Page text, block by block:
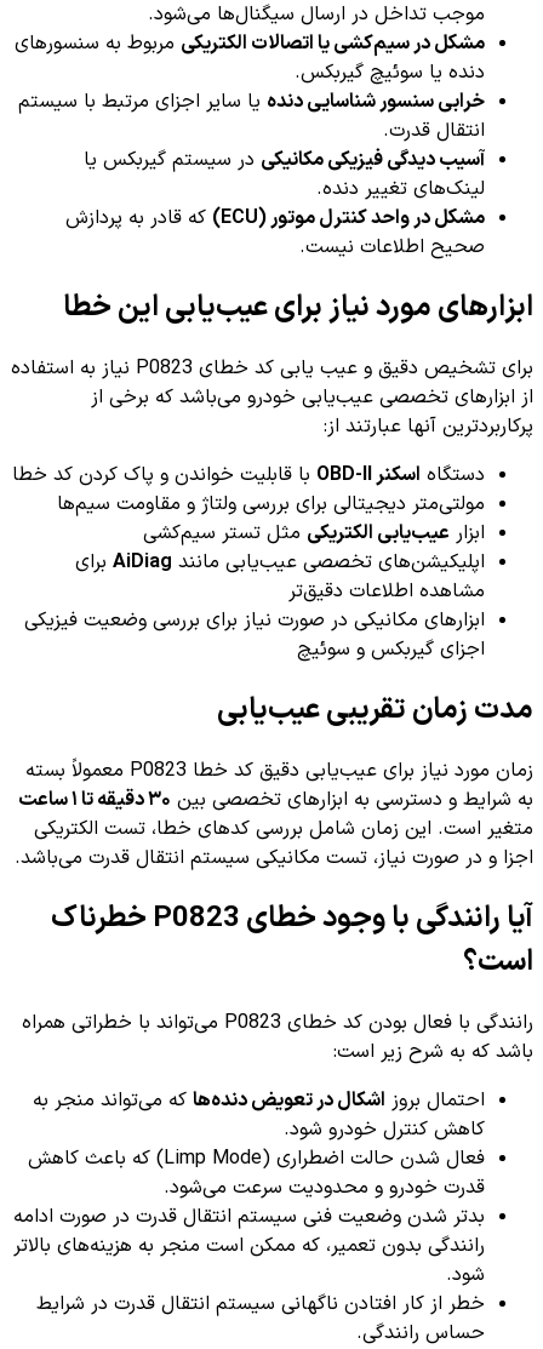
موجب تداخل در ارسال سیگنال‌ها می‌شود.
مشکل در سیم‌کشی یا اتصالات الکتریکی مربوط به سنسورهای
دنده یا سوئیچ گیربکس.
خرابی سنسور شناسایی دنده یا سایر اجزای مرتبط با سیستم
انتقال قدرت.
آسیب دیدگی فیزیکی مکانیکی در سیستم گیربکس یا
لینک‌های تغییر دنده.
مشکل در واحد کنترل موتور (ECU)
که قادر به پردازش
صحیح اطلاعات نیست.
ابزارهای مورد نیاز برای عیب‌یابی این خطا
برای تشخیص دقیق و عیب یابی کد خطای P0823 نیاز به استفاده
از ابزارهای تخصصی عیب‌یابی خودرو می‌باشد که برخی از
پرکاربردترین آنها عبارتند از:
دستگاه اسکنر OBD-II
با قابلیت خواندن و پاک کردن کد خطا
مولتی‌متر دیجیتالی برای بررسی ولتاژ و مقاومت سیم‌ها
ابزار عیب‌یابی الکتریکی مثل تستر سیم‌کشی
اپلیکیشن‌های تخصصی عیب‌یابی مانند AiDiag برای
مشاهده اطلاعات دقیق‌تر
ابزارهای مکانیکی در صورت نیاز برای بررسی وضعیت فیزیکی
اجزای گیربکس و سوئیچ
مدت زمان تقریبی عیب‌یابی
زمان مورد نیاز برای عیب‌یابی دقیق کد خطا P0823 معمولاً بسته
به شرایط و دسترسی به ابزارهای تخصصی بین ۳۰ دقیقه تا ۱ ساعت
متغیر است. این زمان شامل بررسی کدهای خطا، تست الکتریکی
اجزا و در صورت نیاز، تست مکانیکی سیستم انتقال قدرت می‌باشد.
آیا رانندگی با وجود خطای P0823 خطرناک
است؟
رانندگی با فعال بودن کد خطای P0823 می‌تواند با خطراتی همراه
باشد که به شرح زیر است:
احتمال بروز اشکال در تعویض دنده‌ها که می‌تواند منجر به
کاهش کنترل خودرو شود.
فعال شدن حالت اضطراری (Limp Mode) که باعث کاهش
قدرت خودرو و محدودیت سرعت می‌شود.
بدتر شدن وضعیت فنی سیستم انتقال قدرت در صورت ادامه
رانندگی بدون تعمیر، که ممکن است منجر به هزینه‌های بالاتر
شود.
خطر از کار افتادن ناگهانی سیستم انتقال قدرت در شرایط
حساس رانندگی.